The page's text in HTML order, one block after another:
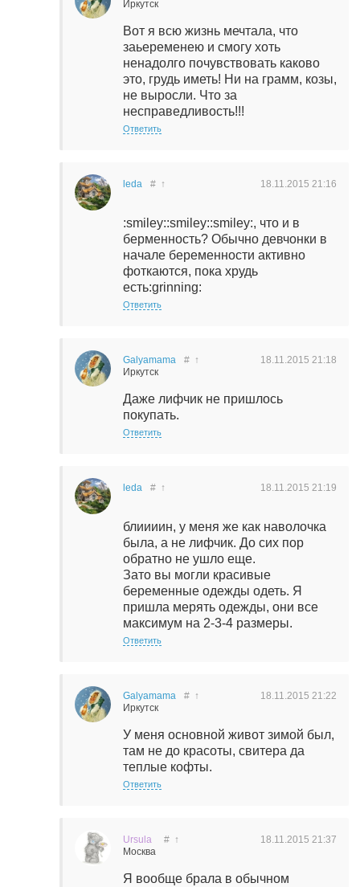
Иркутск
Вот я всю жизнь мечтала, что
заьеременею и смогу хоть
ненадолго почувствовать каково
это, грудь иметь! Ни на грамм, козы,
не выросли. Что за
несправедливость!!!
Ответить
leda 18.11.2015 21:16
# ↑
:smiley::smiley::smiley:, что и в
берменность? Обычно девчонки в
начале беременности активно
фоткаются, пока хрудь
есть:grinning:
Ответить
Galyamama
Иркутск
18.11.2015 21:18
# ↑
Даже лифчик не пришлось
покупать.
Ответить
leda 18.11.2015 21:19
# ↑
блиииин, у меня же как наволочка
была, а не лифчик. До сих пор
обратно не ушло еще.
Зато вы могли красивые
беременные одежды одеть. Я
пришла мерять одежды, они все
максимум на 2-3-4 размеры.
Ответить
Galyamama
Иркутск
18.11.2015 21:22
# ↑
У меня основной живот зимой был,
там не до красоты, свитера да
теплые кофты.
Ответить
Ursula
Москва
18.11.2015 21:37
# ↑
Я вообще брала в обычном